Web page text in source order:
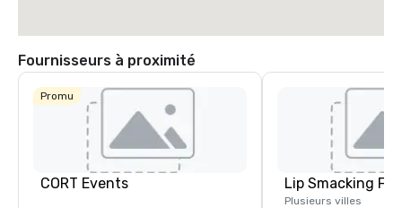
Fournisseurs à proximité
Promu
CORT Events Lip Smacking
Plusieurs villes